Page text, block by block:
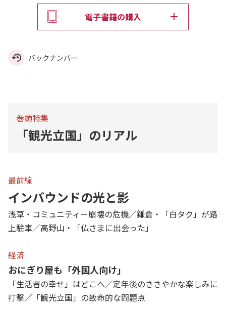
電子書籍の購入
バックナンバー
巻頭特集
「観光立国」のリアル
最前線
インバウンドの光と影
浅草・コミュニティー崩壊の危機／鎌倉・「白タク」が路
上駐車／高野山・「仏さまに出会った」
経済
おにぎり屋も「外国人向け」
「生活者の幸せ」はどこへ／定年後のささやかな楽しみに
打撃／「観光立国」の致命的な問題点